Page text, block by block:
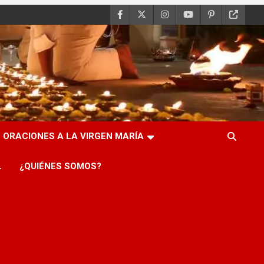
ORACIONES A LA VIRGEN MARÍA
¿QUIÉNES SOMOS?